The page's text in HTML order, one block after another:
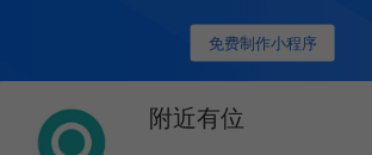
免费制作小程序
附近有位